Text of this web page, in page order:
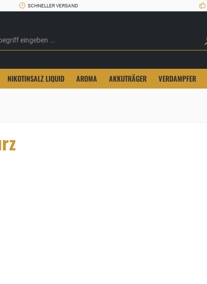
SCHNELLER VERSAND
NIKOTINSALZ LIQUID AROMA AKKUTRÄGER VERDAMPFER